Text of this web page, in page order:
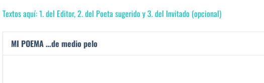
Textos aquí: 1. del Editor, 2. del Poeta sugerido y 3. del Invitado (opcional)
MI POEMA …de medio pelo